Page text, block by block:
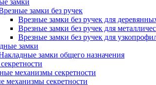
замки
замки без ручек
Врезные замки без ручек для
Врезные замки без ручек для
Врезные замки без ручек для
замки
замки общего назначения
механизмы секретности
механизмы секретности